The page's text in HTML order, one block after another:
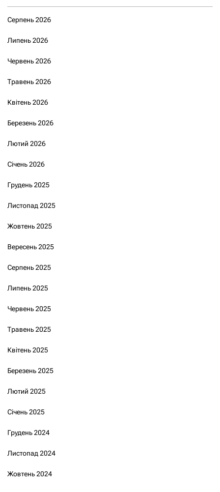
Серпень 2026
Липень 2026
Червень 2026
Травень 2026
Квітень 2026
Березень 2026
Лютий 2026
Січень 2026
Грудень 2025
Листопад 2025
Жовтень 2025
Вересень 2025
Серпень 2025
Липень 2025
Червень 2025
Травень 2025
Квітень 2025
Березень 2025
Лютий 2025
Січень 2025
Грудень 2024
Листопад 2024
Жовтень 2024